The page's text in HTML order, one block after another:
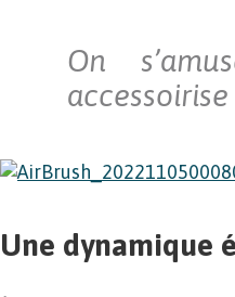
On
Une dynamique